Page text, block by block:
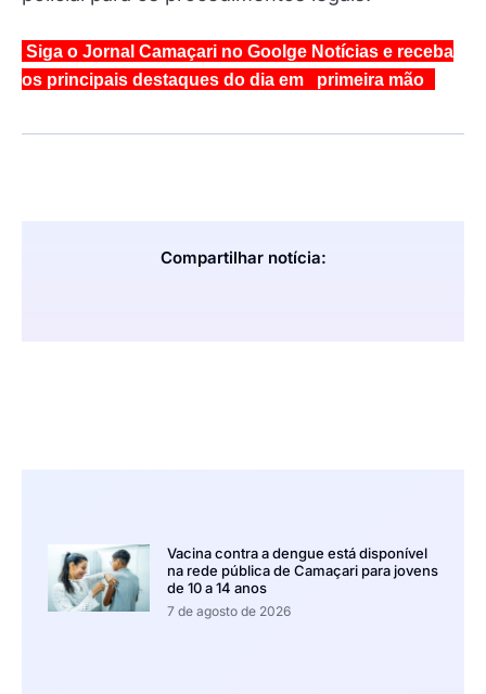
Siga o Jornal Camaçari no Goolge Notícias e receba
os principais destaques do dia em primeira mão
Compartilhar notícia:
Vacina contra a dengue está disponível
na rede pública de Camaçari para jovens
de 10 a 14 anos
7 de agosto de 2026